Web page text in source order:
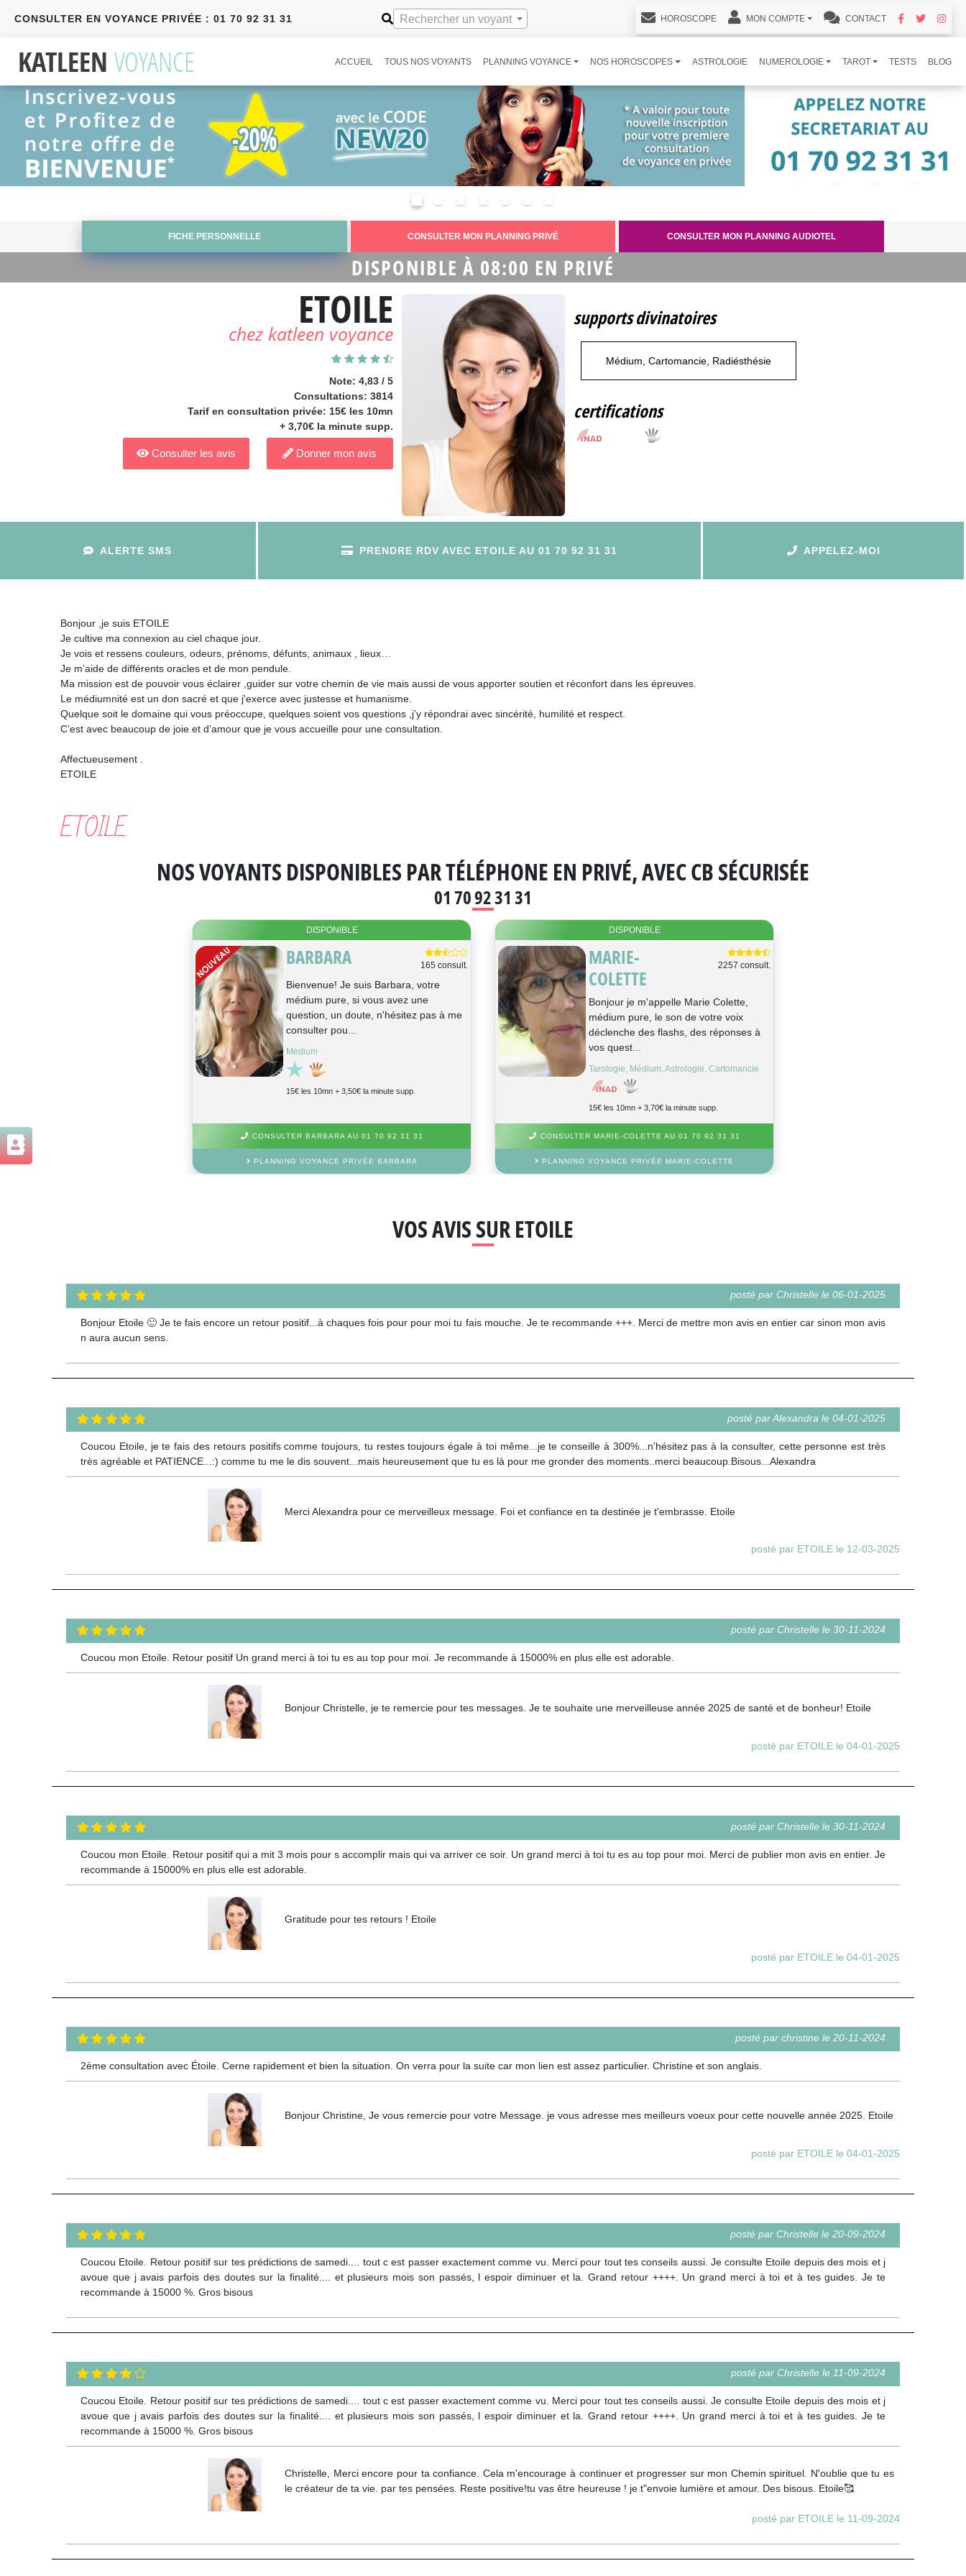
CONSULTER EN VOYANCE PRIVÉE : 01 70 92 31 31 Rechercher un voyant HOROSCOPE MON COMPTE CONTACT
ACCUEIL TOUS NOS VOYANTS PLANNING VOYANCE NOS HOROSCOPES ASTROLOGIE NUMEROLOGIE TAROT TESTS BLOG
FICHE PERSONNELLE CONSULTER MON PLANNING PRIVÉ CONSULTER MON PLANNING AUDIOTEL
DISPONIBLE À 08:00 EN PRIVÉ
ETOILE
chez katleen voyance
Note: 4,83 / 5
Consultations: 3814
Tarif en consultation privée: 15€ les 10mn
+ 3,70€ la minute supp.
Consulter les avis Donner mon avis
supports divinatoires
Médium, Cartomancie, Radiésthésie
certifications
ALERTE SMS PRENDRE RDV AVEC ETOILE AU 01 70 92 31 31 APPELEZ-MOI
Bonjour ,je suis ETOILE
Je cultive ma connexion au ciel chaque jour.
Je vois et ressens couleurs, odeurs, prénoms, défunts, animaux , lieux…
Je m’aide de différents oracles et de mon pendule.
Ma mission est de pouvoir vous éclairer ,guider sur votre chemin de vie mais aussi de vous apporter soutien et réconfort dans les épreuves.
Le médiumnité est un don sacré et que j'exerce avec justesse et humanisme.
Quelque soit le domaine qui vous préoccupe, quelques soient vos questions ,j’y répondrai avec sincérité, humilité et respect.
C’est avec beaucoup de joie et d’amour que je vous accueille pour une consultation.
Affectueusement .
ETOILE
ETOILE
NOS VOYANTS DISPONIBLES PAR TÉLÉPHONE EN PRIVÉ, AVEC CB SÉCURISÉE
01 70 92 31 31
DISPONIBLE
BARBARA 165 consult.
Bienvenue! Je suis Barbara, votre
médium pure, si vous avez une
question, un doute, n'hésitez pas à me
consulter pou...
Médium
15€ les 10mn + 3,50€ la minute supp.
CONSULTER BARBARA AU 01 70 92 31 31
PLANNING VOYANCE PRIVÉE BARBARA
DISPONIBLE
MARIE-
COLETTE
2257 consult.
Bonjour je m'appelle Marie Colette,
médium pure, le son de votre voix
déclenche des flashs, des réponses à
vos quest...
Tarologie, Médium, Astrologie, Cartomancie
15€ les 10mn + 3,70€ la minute supp.
CONSULTER MARIE-COLETTE AU 01 70 92 31 31
PLANNING VOYANCE PRIVÉE MARIE-COLETTE
VOS AVIS SUR ETOILE
posté par Christelle le 06-01-2025
Bonjour Etoile 🙂 Je te fais encore un retour positif...à chaques fois pour pour moi tu fais mouche. Je te recommande +++. Merci de mettre mon avis en entier car sinon mon avis
n aura aucun sens.
posté par Alexandra le 04-01-2025
Coucou Etoile, je te fais des retours positifs comme toujours, tu restes toujours égale à toi même...je te conseille à 300%...n'hésitez pas à la consulter, cette personne est très
très agréable et PATIENCE...:) comme tu me le dis souvent...mais heureusement que tu es là pour me gronder des moments..merci beaucoup.Bisous...Alexandra
Merci Alexandra pour ce merveilleux message. Foi et confiance en ta destinée je t'embrasse. Etoile
posté par ETOILE le 12-03-2025
posté par Christelle le 30-11-2024
Coucou mon Etoile. Retour positif Un grand merci à toi tu es au top pour moi. Je recommande à 15000% en plus elle est adorable.
Bonjour Christelle, je te remercie pour tes messages. Je te souhaite une merveilleuse année 2025 de santé et de bonheur! Etoile
posté par ETOILE le 04-01-2025
posté par Christelle le 30-11-2024
Coucou mon Etoile. Retour positif qui a mit 3 mois pour s accomplir mais qui va arriver ce soir. Un grand merci à toi tu es au top pour moi. Merci de publier mon avis en entier. Je
recommande à 15000% en plus elle est adorable.
Gratitude pour tes retours ! Etoile
posté par ETOILE le 04-01-2025
posté par christine le 20-11-2024
2ème consultation avec Étoile. Cerne rapidement et bien la situation. On verra pour la suite car mon lien est assez particulier. Christine et son anglais.
Bonjour Christine, Je vous remercie pour votre Message. je vous adresse mes meilleurs voeux pour cette nouvelle année 2025. Etoile
posté par ETOILE le 04-01-2025
posté par Christelle le 20-09-2024
Coucou Etoile. Retour positif sur tes prédictions de samedi.... tout c est passer exactement comme vu. Merci pour tout tes conseils aussi. Je consulte Etoile depuis des mois et j
avoue que j avais parfois des doutes sur la finalité.... et plusieurs mois son passés, l espoir diminuer et la. Grand retour ++++. Un grand merci à toi et à tes guides. Je te
recommande à 15000 %. Gros bisous
posté par Christelle le 11-09-2024
Coucou Etoile. Retour positif sur tes prédictions de samedi.... tout c est passer exactement comme vu. Merci pour tout tes conseils aussi. Je consulte Etoile depuis des mois et j
avoue que j avais parfois des doutes sur la finalité.... et plusieurs mois son passés, l espoir diminuer et la. Grand retour ++++. Un grand merci à toi et à tes guides. Je te
recommande à 15000 %. Gros bisous
Christelle, Merci encore pour ta confiance. Cela m'encourage à continuer et progresser sur mon Chemin spirituel. N'oublie que tu es
le créateur de ta vie. par tes pensées. Reste positive!tu vas être heureuse ! je t"envoie lumière et amour. Des bisous. Etoile🥰
posté par ETOILE le 11-09-2024